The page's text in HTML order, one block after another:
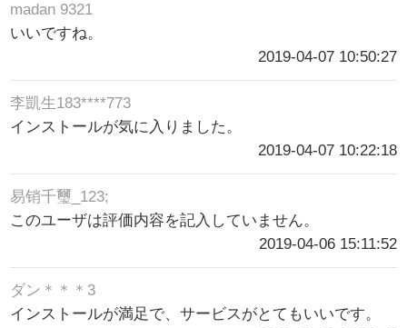
madan 9321
いいですね。
2019-04-07 10:50:27
李凱生183****773
インストールが気に入りました。
2019-04-07 10:22:18
易销千璽_123;
このユーザは評価内容を記入していません。
2019-04-06 15:11:52
ダン＊＊＊3
インストールが満足で、サービスがとてもいいです。